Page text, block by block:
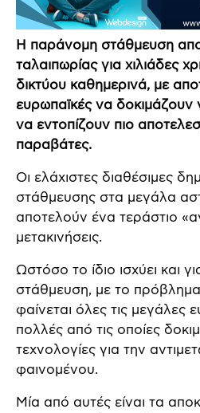
Η παράνομη στάθμευση
ταλαιπωρίας για χιλιάδες
δικτύου καθημερινά, με
ευρωπαϊκές να δοκιμάζουν
να εντοπίζουν πιο
παραβάτες.
Οι ελάχιστες διαθέσιμες
στάθμευσης στα μεγάλα
αποτελούν ένα τεράστιο
μετακινήσεις.
Ωστόσο το ίδιο ισχύει και
στάθμευση, με το
φαίνεται όλες τις μεγάλες
πολλές από τις οποίες
τεχνολογίες για την
φαινομένου.
Μία από αυτές είναι τα